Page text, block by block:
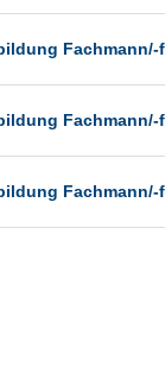
Fachmann/-
Fachmann/-
Fachmann/-